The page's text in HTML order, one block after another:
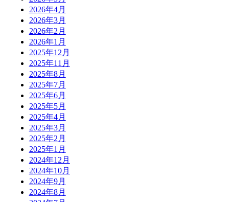
2026年4月
2026年3月
2026年2月
2026年1月
2025年12月
2025年11月
2025年8月
2025年7月
2025年6月
2025年5月
2025年4月
2025年3月
2025年2月
2025年1月
2024年12月
2024年10月
2024年9月
2024年8月